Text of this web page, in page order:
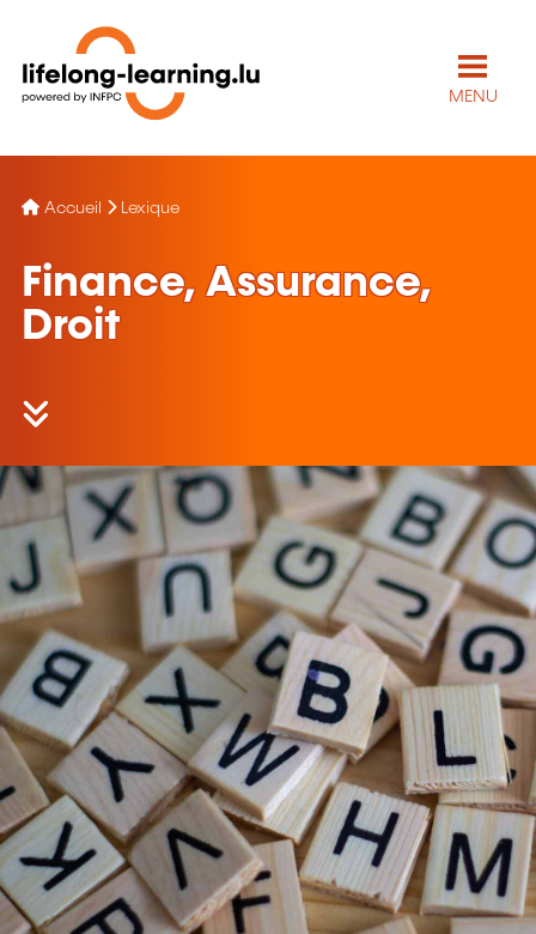
MENU
Accueil Lexique
Finance, Assurance,
Droit